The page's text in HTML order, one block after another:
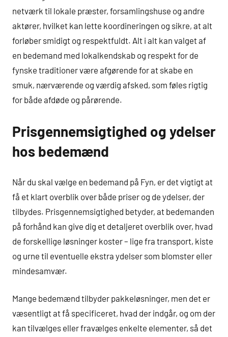
netværk til lokale præster, forsamlingshuse og andre
aktører, hvilket kan lette koordineringen og sikre, at alt
forløber smidigt og respektfuldt. Alt i alt kan valget af
en bedemand med lokalkendskab og respekt for de
fynske traditioner være afgørende for at skabe en
smuk, nærværende og værdig afsked, som føles rigtig
for både afdøde og pårørende.
Prisgennemsigtighed og ydelser
hos bedemænd
Når du skal vælge en bedemand på Fyn, er det vigtigt at
få et klart overblik over både priser og de ydelser, der
tilbydes. Prisgennemsigtighed betyder, at bedemanden
på forhånd kan give dig et detaljeret overblik over, hvad
de forskellige løsninger koster – lige fra transport, kiste
og urne til eventuelle ekstra ydelser som blomster eller
mindesamvær.
Mange bedemænd tilbyder pakkeløsninger, men det er
væsentligt at få specificeret, hvad der indgår, og om der
kan tilvælges eller fravælges enkelte elementer, så det